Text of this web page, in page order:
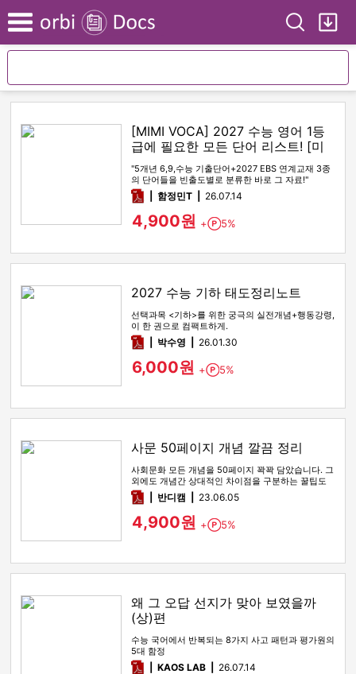
Menu Search
[MIMI VOCA] 2027 수능 영어 1등
급에 필요한 모든 단어 리스트! [미
미보카]
"5개년 6,9,수능 기출단어+2027 EBS 연계교재 3종
의 단어들을 빈출도별로 분류한 바로 그 자료!"
pdf함정민T 26.07.14
4,900원 + Point
5%
2027 수능 기하 태도정리노트
선택과목 <기하>를 위한 궁극의 실전개념+행동강령,
이 한 권으로 컴팩트하게.
pdf박수영 26.01.30
6,000원 + Point
5%
사문 50페이지 개념 깔끔 정리
사회문화 모든 개념을 50페이지 꽉꽉 담았습니다. 그
외에도 개념간 상대적인 차이점을 구분하는 꿀팁도
함께 있습니다
pdf반디캠 23.06.05
4,900원 + Point
5%
왜 그 오답 선지가 맞아 보였을까
(상)편
수능 국어에서 반복되는 8가지 사고 패턴과 평가원의
5대 함정
pdfKAOS LAB 26.07.14